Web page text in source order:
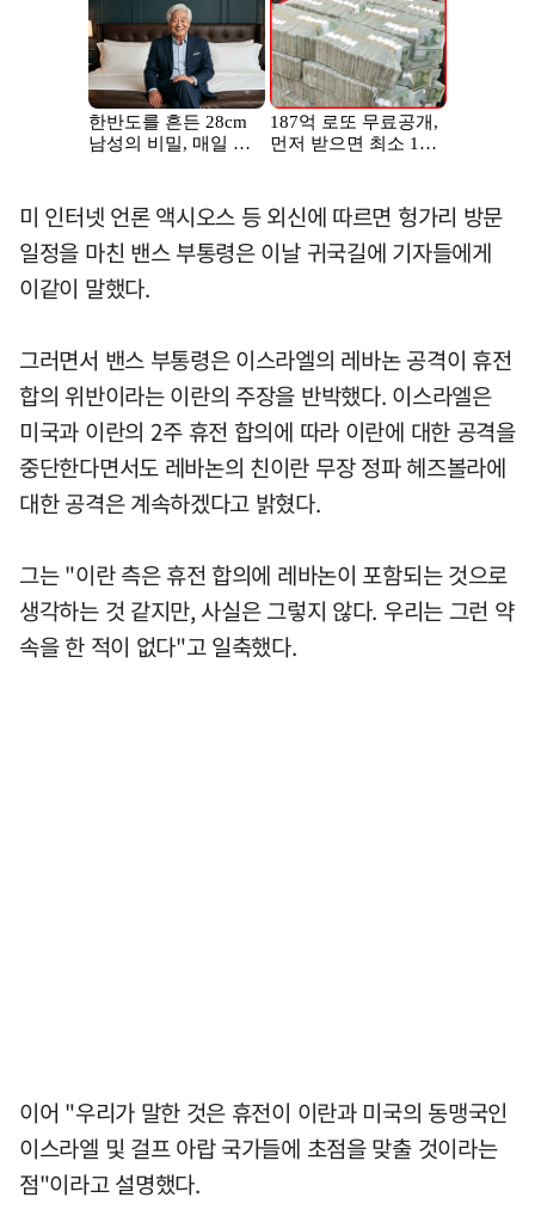
미 인터넷 언론 액시오스 등 외신에 따르면 헝가리 방문
일정을 마친 밴스 부통령은 이날 귀국길에 기자들에게
이같이 말했다.
그러면서 밴스 부통령은 이스라엘의 레바논 공격이 휴전
합의 위반이라는 이란의 주장을 반박했다. 이스라엘은
미국과 이란의 2주 휴전 합의에 따라 이란에 대한 공격을
중단한다면서도 레바논의 친이란 무장 정파 헤즈볼라에
대한 공격은 계속하겠다고 밝혔다.
그는 "이란 측은 휴전 합의에 레바논이 포함되는 것으로
생각하는 것 같지만, 사실은 그렇지 않다. 우리는 그런 약
속을 한 적이 없다"고 일축했다.
이어 "우리가 말한 것은 휴전이 이란과 미국의 동맹국인
이스라엘 및 걸프 아랍 국가들에 초점을 맞출 것이라는
점"이라고 설명했다.